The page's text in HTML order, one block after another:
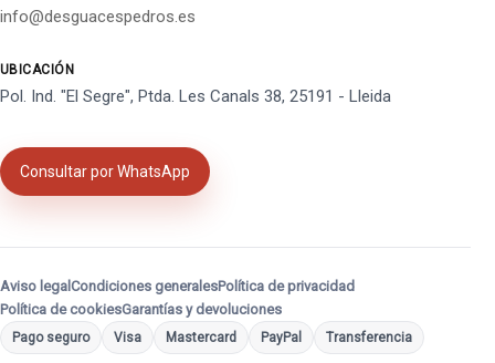
info@desguacespedros.es
UBICACIÓN
Pol. Ind. "El Segre", Ptda. Les Canals 38, 25191 - Lleida
Consultar por WhatsApp
Aviso legal Condiciones generalesPolítica de privacidad
Política de cookiesGarantías y devoluciones
Pago seguro Visa Mastercard PayPal Transferencia